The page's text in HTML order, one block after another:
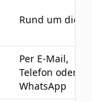
Rund um die
Per E-Mail,
Telefon oder
WhatsApp